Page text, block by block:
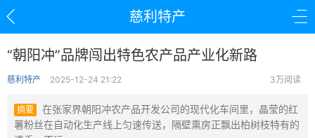
慈利特产
“朝阳冲”品牌闯出特色农产品产业化新路
慈利特产 2025-12-24 21:22 3万阅读
摘要
在张家界朝阳冲农产品开发公司的现代化车间里，晶莹的红
薯粉丝在自动化生产线上匀速传送，隔壁熏房正飘出柏树枝特有的